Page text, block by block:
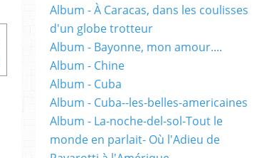
Album - À Caracas, dans les coulisses
d'un globe trotteur
Album - Bayonne, mon amour....
Album - Chine
Album - Cuba
Album - Cuba--les-belles-americaines
Album - La-noche-del-sol-Tout le
monde en parlait- Où l'Adieu de